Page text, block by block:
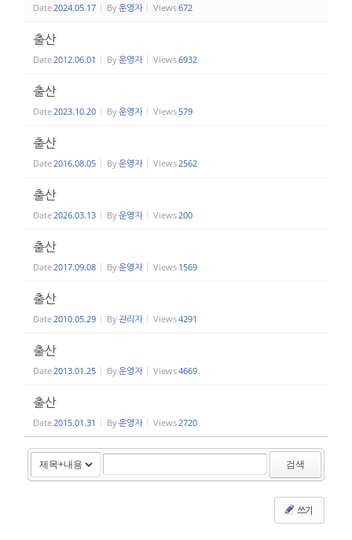
Date2024.05.17 By운영자 Views672
출산
Date2012.06.01 By운영자 Views6932
출산
Date2023.10.20 By운영자 Views579
출산
Date2016.08.05 By운영자 Views2562
출산
Date2026.03.13 By운영자 Views200
출산
Date2017.09.08 By운영자 Views 1569
출산
Date2010.05.29 By관리자 Views4291
출산
Date2013.01.25 By운영자 Views4669
출산
Date2015.01.31 By운영자 Views2720
검색
쓰기